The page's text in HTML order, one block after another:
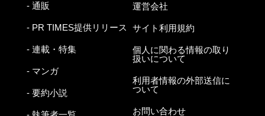
- 通販
- PR TIMES提供リリース
- 連載・特集
- マンガ
- 要約小説
運営会社
サイト利用規約
個人に関わる情報の取り
扱いについて
利用者情報の外部送信に
ついて
お問い合わせ